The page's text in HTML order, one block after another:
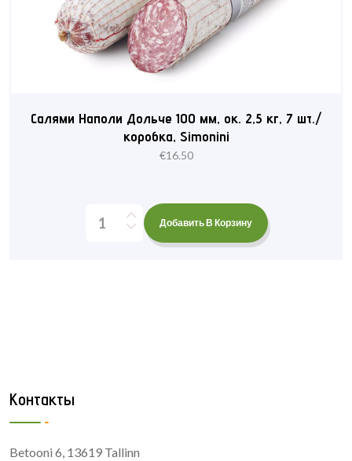
Салями Наполи Дольче 100 мм, ок. 2,5 кг, 7 шт./
коробка, Simonini
€16.50
Добавить В Корзину
Контакты
Betooni 6, 13619 Tallinn